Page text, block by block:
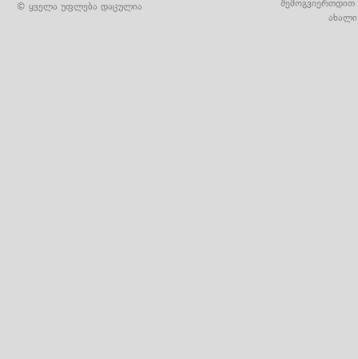
© ყველა უფლება დაცულია
შემოგვიერთდით
ახალი